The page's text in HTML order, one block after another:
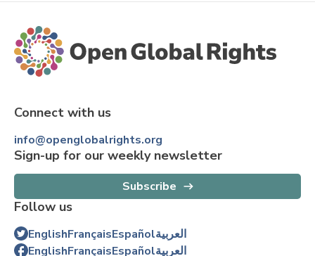
Connect with us
info@openglobalrights.org
Sign-up for our weekly newsletter
Subscribe
Follow us
EnglishFrançaisEspañolالعربية
EnglishFrançaisEspañolالعربية